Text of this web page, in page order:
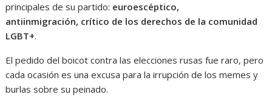
principales de su partido: euroescéptico,
antiinmigración, crítico de los derechos de la comunidad
LGBT+.
El pedido del boicot contra las elecciones rusas fue raro, pero
cada ocasión es una excusa para la irrupción de los memes y
burlas sobre su peinado.